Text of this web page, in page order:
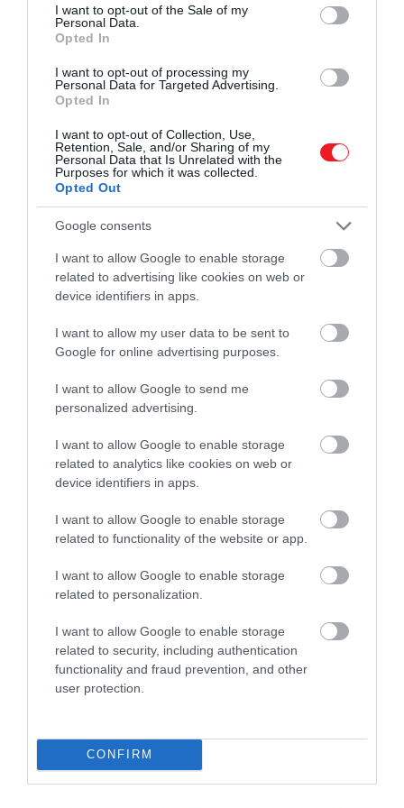
consent section.
I want to opt-out of the Sale of my
Personal Data.
Opted In
I want to opt-out of processing my
Personal Data for Targeted Advertising.
Opted In
I want to opt-out of Collection, Use,
Retention, Sale, and/or Sharing of my
Personal Data that Is Unrelated with the
Purposes for which it was collected.
Opted Out
Google consents
I want to allow Google to enable storage
related to advertising like cookies on web or
device identifiers in apps.
I want to allow my user data to be sent to
Google for online advertising purposes.
I want to allow Google to send me
personalized advertising.
I want to allow Google to enable storage
related to analytics like cookies on web or
device identifiers in apps.
I want to allow Google to enable storage
related to functionality of the website or app.
I want to allow Google to enable storage
related to personalization.
I want to allow Google to enable storage
related to security, including authentication
functionality and fraud prevention, and other
user protection.
CONFIRM
fényűzőbbnél fényűzőbb helyeken, ez alól
pedig az újdonsült királyné sem jelent
cikkben öt olyan helyet mutatunk be,
ahová Kamilla királyné előszeretettel jár
2024. JANUÁR 15. ● HAMU ÉS GYÉMÁNT
5 fantasztikus hely, ahova
Kamilla királyné
előszeretettel…
HAMU ÉS GYÉMÁNT
Művelődj, szórakozz, kíváncsiskodj, kóstolgass
és ismerd meg a Hamu és Gyémánt világát!